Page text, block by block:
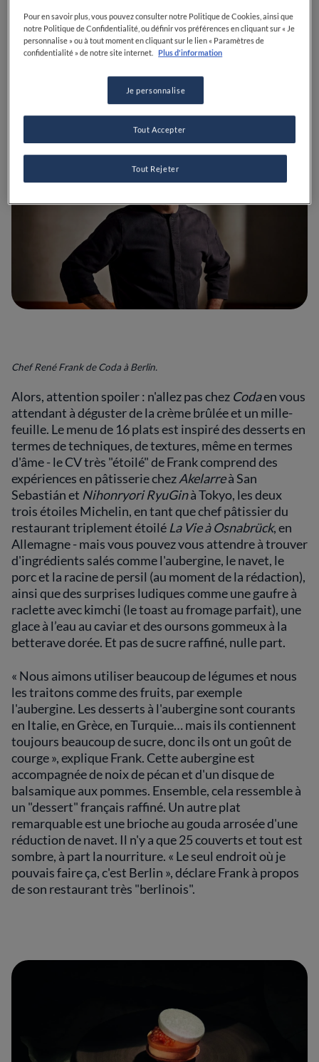
qu'est un dessert ici en Europe. Ce que je dis, c'est : "En
fait, je ne fais pas de desserts." »
Chef René Frank de Coda à Berlin.
Alors, attention spoiler : n'allez pas chez Codaen vous
attendant à déguster de la crème brûlée et un mille-
feuille. Le menu de 16 plats est inspiré des desserts en
termes de techniques, de textures, même en termes
d'âme - le CV très "étoilé" de Frank comprend des
expériences en pâtisserie chezAkelarreà San
Sebastián et Nihonryori RyuGinà Tokyo, les deux
trois étoiles Michelin, en tant que chef pâtissier du
restaurant triplement étoilé La Vie à Osnabrück, en
Allemagne - mais vous pouvez vous attendre à trouver
d'ingrédients salés comme l'aubergine, le navet, le
porc et la racine de persil (au moment de la rédaction),
ainsi que des surprises ludiques comme une gaufre à
raclette avec kimchi (le toast au fromage parfait), une
glace à l’eau au caviar et des oursons gommeux à la
betterave dorée. Et pas de sucre raffiné, nulle part.
« Nous aimons utiliser beaucoup de légumes et nous
les traitons comme des fruits, par exemple
l'aubergine. Les desserts à l'aubergine sont courants
en Italie, en Grèce, en Turquie… mais ils contiennent
toujours beaucoup de sucre, donc ils ont un goût de
courge », explique Frank. Cette aubergine est
accompagnée de noix de pécan et d'un disque de
balsamique aux pommes. Ensemble, cela ressemble à
un "dessert" français raffiné. Un autre plat
remarquable est une brioche au gouda arrosée d'une
réduction de navet. Il n'y a que 25 couverts et tout est
sombre, à part la nourriture. « Le seul endroit où je
pouvais faire ça, c'est Berlin », déclare Frank à propos
de son restaurant très "berlinois".
Pour en savoir plus, vous pouvez consulter notre Politique de Cookies, ainsi que
notre Politique de Confidentialité, ou définir vos préférences en cliquant sur « Je
personnalise » ou à tout moment en cliquant sur le lien « Paramètres de
confidentialité » de notre site internet.
Plus d'information
Je personnalise
Tout Rejeter
Tout Accepter